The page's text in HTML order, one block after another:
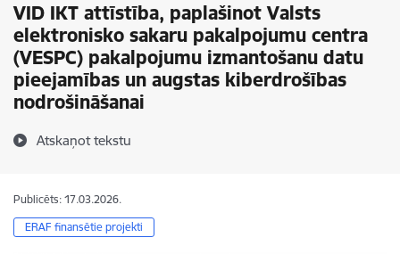
VID IKT attīstība, paplašinot Valsts
elektronisko sakaru pakalpojumu centra
(VESPC) pakalpojumu izmantošanu datu
pieejamības un augstas kiberdrošības
nodrošināšanai
Atskaņot tekstu
Publicēts: 17.03.2026.
ERAF finansētie projekti